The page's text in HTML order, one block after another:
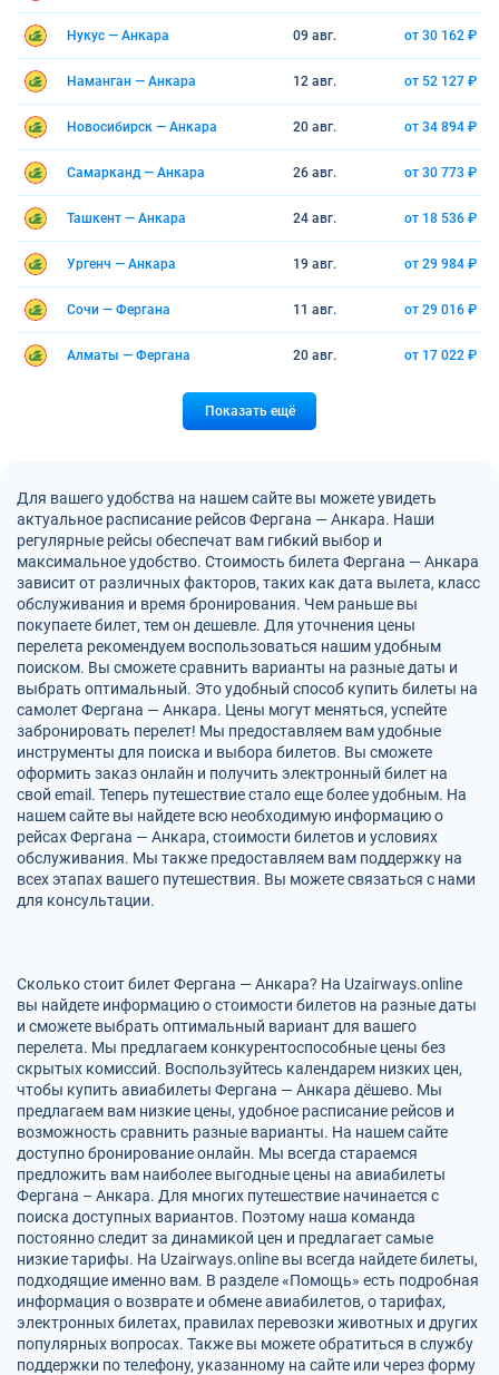
Нукус — Анкара 09 авг. от 30 162 ₽
Наманган — Анкара 12 авг. от 52 127 ₽
Новосибирск — Анкара 20 авг. от 34 894 ₽
Самарканд — Анкара 26 авг. от 30 773 ₽
Ташкент — Анкара 24 авг. от 18 536 ₽
Ургенч — Анкара 19 авг. от 29 984 ₽
Сочи — Фергана 11 авг. от 29 016 ₽
Алматы — Фергана 20 авг. от 17 022 ₽
Показать ещё
Для вашего удобства на нашем сайте вы можете увидеть
актуальное расписание рейсов Фергана — Анкара. Наши
регулярные рейсы обеспечат вам гибкий выбор и
максимальное удобство. Стоимость билета Фергана — Анкара
зависит от различных факторов, таких как дата вылета, класс
обслуживания и время бронирования. Чем раньше вы
покупаете билет, тем он дешевле. Для уточнения цены
перелета рекомендуем воспользоваться нашим удобным
поиском. Вы сможете сравнить варианты на разные даты и
выбрать оптимальный. Это удобный способ купить билеты на
самолет Фергана — Анкара. Цены могут меняться, успейте
забронировать перелет! Мы предоставляем вам удобные
инструменты для поиска и выбора билетов. Вы сможете
оформить заказ онлайн и получить электронный билет на
свой email. Теперь путешествие стало еще более удобным. На
нашем сайте вы найдете всю необходимую информацию о
рейсах Фергана — Анкара, стоимости билетов и условиях
обслуживания. Мы также предоставляем вам поддержку на
всех этапах вашего путешествия. Вы можете связаться с нами
для консультации.
Сколько стоит билет Фергана — Анкара? На Uzairways.online
вы найдете информацию о стоимости билетов на разные даты
и сможете выбрать оптимальный вариант для вашего
перелета. Мы предлагаем конкурентоспособные цены без
скрытых комиссий. Воспользуйтесь календарем низких цен,
чтобы купить авиабилеты Фергана — Анкара дёшево. Мы
предлагаем вам низкие цены, удобное расписание рейсов и
возможность сравнить разные варианты. На нашем сайте
доступно бронирование онлайн. Мы всегда стараемся
предложить вам наиболее выгодные цены на авиабилеты
Фергана – Анкара. Для многих путешествие начинается с
поиска доступных вариантов. Поэтому наша команда
постоянно следит за динамикой цен и предлагает самые
низкие тарифы. На Uzairways.online вы всегда найдете билеты,
подходящие именно вам. В разделе «Помощь» есть подробная
информация о возврате и обмене авиабилетов, о тарифах,
электронных билетах, правилах перевозки животных и других
популярных вопросах. Также вы можете обратиться в службу
поддержки по телефону, указанному на сайте или через форму